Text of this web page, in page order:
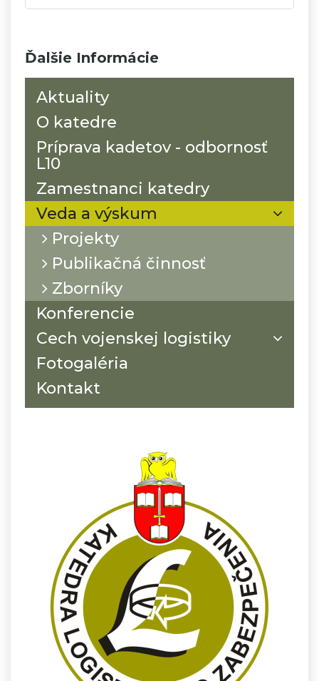
Ďalšie Informácie
Aktuality
O katedre
Príprava kadetov - odbornosť
L10
Zamestnanci katedry
Veda a výskum
Projekty
Publikačná činnosť
Zborníky
Konferencie
Cech vojenskej logistiky
Fotogaléria
Kontakt